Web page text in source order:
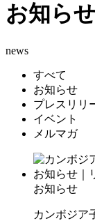
お知らせ
news
すべて
お知らせ
プレスリリ
イベント
メルマガ
お知らせ
カンボジア